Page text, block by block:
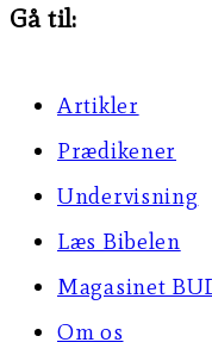
Gå til:
Artikler
Prædikener
Undervisning
Læs Bibelen
Magasinet
Om os